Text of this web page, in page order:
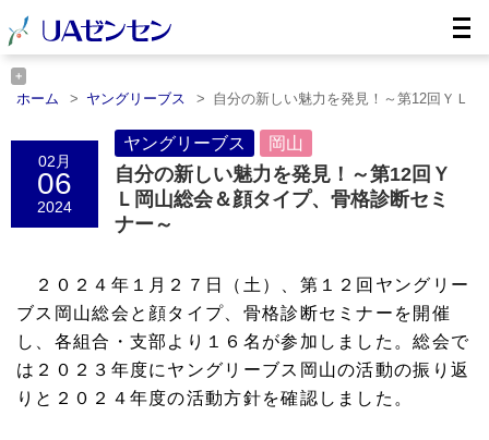
ホーム ヤングリーブス
自分の新しい魅力を発見！～第12回ＹＬ
ホーム
岡山 自分の新しい魅力を発見！～第12回ＹＬ岡……
02月
06
2024
ヤングリーブス 岡山
自分の新しい魅力を発見！～第12回Ｙ
Ｌ岡山総会＆顔タイプ、骨格診断セミ
ナー～
２０２４年１月２７日（土）、第１２回ヤングリー
ブス岡山総会と顔タイプ、骨格診断セミナーを開催
し、各組合・支部より１６名が参加しました。総会で
は２０２３年度にヤングリーブス岡山の活動の振り返
りと２０２４年度の活動方針を確認しました。